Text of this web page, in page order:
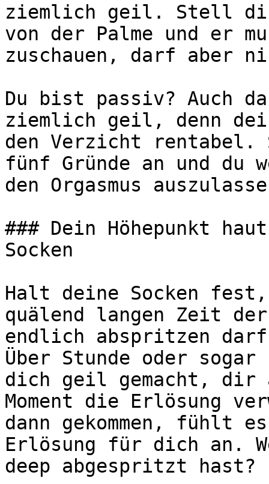
ziemlich geil. Stell
von der Palme und er
zuschauen, darf aber
Du bist passiv? Auch
ziemlich geil, denn
den Verzicht rentabel.
fünf Gründe an und
den Orgasmus
### Dein Höhepunkt
Socken
Halt deine Socken fest,
quälend langen Zeit der
endlich abspritzen
Über Stunde oder
dich geil gemacht, dir
Moment die Erlösung
dann gekommen, fühlt
Erlösung für dich an.
deep abgespritzt hast?